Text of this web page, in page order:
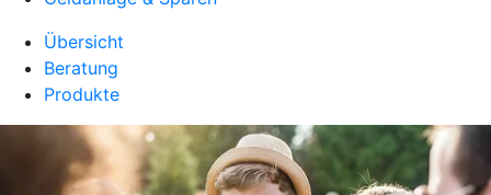
Übersicht
Beratung
Produkte